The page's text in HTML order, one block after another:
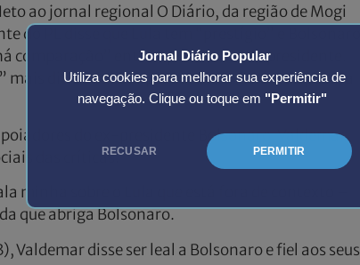
Jornal Diário Popular
Utiliza cookies para melhorar sua experiência de
navegação. Clique ou toque em "Permitir"
RECUSAR PERMITIR
ao jornal regional O Diário, da região de Mogi
do PL disse que Lula tem “prestígio” e Bolsonaro
comparação” entre o petista e o ex-presidente.
mais difícil de lidar porque ele “não é uma pessoa
do ex-presidente Bolsonaro, Valdemar
das críticas.
minha sobre o Lula que está fora de contexto –
que abriga Bolsonaro.
Valdemar disse ser leal a Bolsonaro e fiel aos seus